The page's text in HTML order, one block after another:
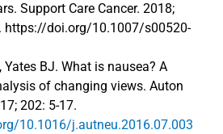
Support Care Cancer. 2018;
https://doi.org/10.1007/s00520-
Yates BJ. What is nausea? A
of changing views. Auton
202: 5-17.
10.1016/j.autneu.2016.07.003